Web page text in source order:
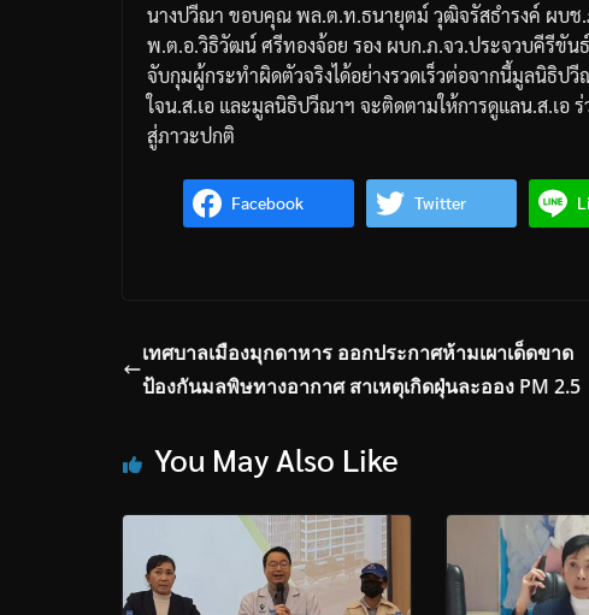
นางปวีณา ขอบคุณพล.ต.ท.ธนายุตม์ วุฒิจรัสธำรงค์ ผบช.
พ.ต.อ.วิธิวัฒน์ศรีทองจ้อย รอง ผบก.ภ.จว.ประจวบคีรีขันธ์
จับกุมผู้กระทำผิดตัวจริงได้อย่างรวดเร็วต่อจากนี้มูลนิธิปวี
ใจน.ส.เอ และมูลนิธิปวีณาฯ จะติดตามให้การดูแลน.ส.เอ
สู่ภาวะปกติ
Facebook Twitter
เทศบาลเมืองมุกดาหาร ออกประกาศห้ามเผาเด็ดขาด
ป้องกันมลพิษทางอากาศ สาเหตุเกิดฝุ่นละออง PM 2.5
You May Also Like